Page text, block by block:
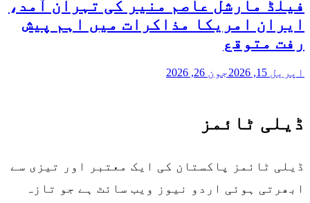
فیلڈ مارشل عاصم منیر کی تہران آمد،
ایران امریکا مذاکرات میں اہم پیش
رفت متوقع
اپریل 15, 2026 جون 26, 2026
ڈیلی ٹائمز
ڈیلی ٹائمز پاکستان کی ایک معتبر اور تیزی سے
ابھرتی ہوئی اردو نیوز ویب سائٹ ہے جو تازہ